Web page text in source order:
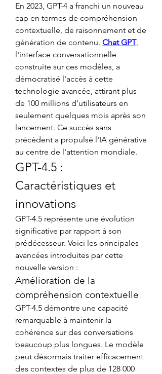
En 2023, GPT-4 a franchi un nouveau
cap en termes de compréhension
contextuelle, de raisonnement et de
génération de contenu. Chat GPT,
l'interface conversationnelle
construite sur ces modèles, a
démocratisé l'accès à cette
technologie avancée, attirant plus
de 100 millions d'utilisateurs en
seulement quelques mois après son
lancement. Ce succès sans
précédent a propulsé l'IA générative
au centre de l'attention mondiale.
GPT-4.5 :
Caractéristiques et
innovations
GPT-4.5 représente une évolution
significative par rapport à son
prédécesseur. Voici les principales
avancées introduites par cette
nouvelle version :
Amélioration de la
compréhension contextuelle
GPT-4.5 démontre une capacité
remarquable à maintenir la
cohérence sur des conversations
beaucoup plus longues. Le modèle
peut désormais traiter efficacement
des contextes de plus de 128 000